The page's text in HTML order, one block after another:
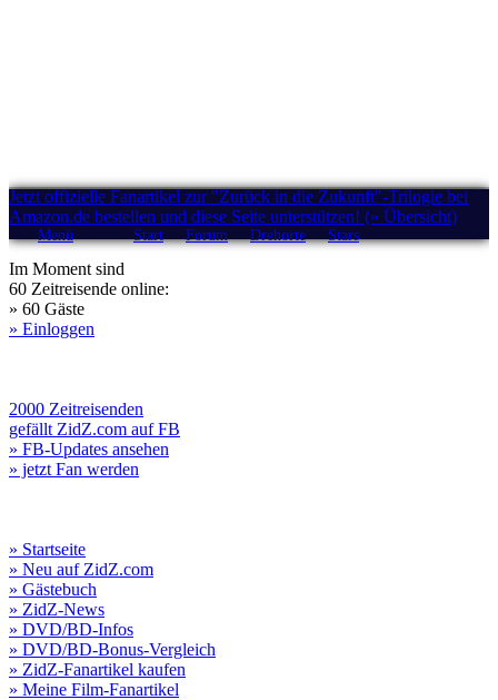
Jetzt offizielle Fanartikel zur "Zurück in die Zukunft"-Trilogie bei
Amazon.de bestellen und diese Seite unterstützen! (» Übersicht)
Menü Start Forum Drehorte Stars
Im Moment sind
60 Zeitreisende online:
» 60 Gäste
» Einloggen
2000 Zeitreisenden
gefällt ZidZ.com auf FB
» FB-Updates ansehen
» jetzt Fan werden
» Startseite
» Neu auf ZidZ.com
» Gästebuch
» ZidZ-News
» DVD/BD-Infos
» DVD/BD-Bonus-Vergleich
» ZidZ-Fanartikel kaufen
» Meine Film-Fanartikel